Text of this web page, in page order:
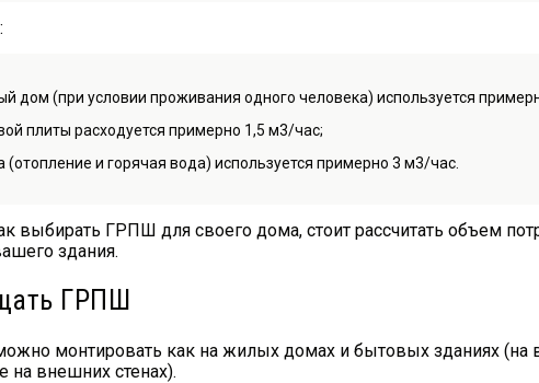
дом (при условии проживания одного человека) используется
плиты расходуется примерно 1,5 м3/час;
(отопление и горячая вода) используется примерно 3 м3/час.
выбирать ГРПШ для своего дома, стоит рассчитать объем
здания.
ГРПШ
монтировать как на жилых домах и бытовых зданиях (на
на внешних стенах).